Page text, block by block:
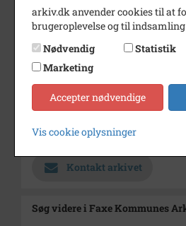
Dateringsnote
25.4.1983
Fotograf
Næstved
Se på kort
Type
Sogn
Enhed
Haslev
Arkiv
Kontakt arkivet
Søg videre i Faxe Kommunes
arkiv.dk anvender cookies til at
brugeroplevelse og til
Nødvendig
Statistik
Marketing
Accepter nødvendige
Vis cookie oplysninger